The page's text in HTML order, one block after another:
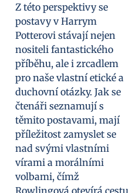
Z této perspektivy se
postavy v Harrym
Potterovi stávají nejen
nositeli fantastického
příběhu, ale i zrcadlem
pro naše vlastní etické a
duchovní otázky. Jak se
čtenáři seznamují s
těmito postavami, mají
příležitost zamyslet se
nad svými vlastními
vírami a morálními
volbami, čímž